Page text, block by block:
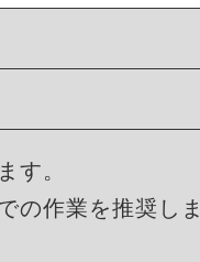
す。
作業を推奨しま